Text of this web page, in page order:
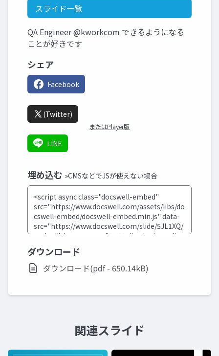
スライド一覧
QA Engineer @kworkcom できるようになる
ことが好きです
シェア
Facebook
(Twitter)
またはPlayer版
LINE
埋め込む »CMSなどでJSが使えない場合
ダウンロード
ダウンロード(pdf - 650.14kB)
関連スライド